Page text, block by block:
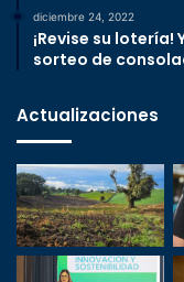
diciembre 24, 2022
¡Revise su
sorteo de
Actualizaciones